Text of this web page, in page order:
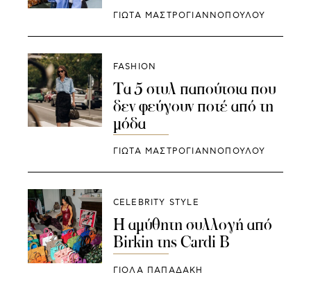
ΓΙΩΤΑ ΜΑΣΤΡΟΓΙΑΝΝΟΠΟΥΛΟΥ
FASHION
Τα 5 στυλ παπούτσια που
δεν φεύγουν ποτέ από τη
μόδα
ΓΙΩΤΑ ΜΑΣΤΡΟΓΙΑΝΝΟΠΟΥΛΟΥ
CELEBRITY STYLE
Η αμύθητη συλλογή από
Birkin της Cardi B
ΓΙΌΛΑ ΠΑΠΑΔΆΚΗ